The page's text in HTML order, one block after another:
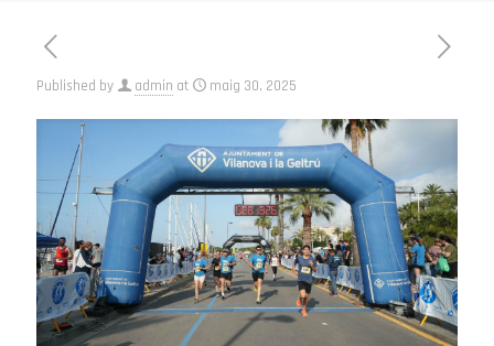
Published by admin at maig 30, 2025